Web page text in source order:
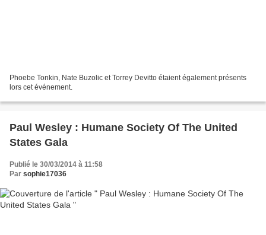
Phoebe Tonkin, Nate Buzolic et Torrey Devitto étaient également présents
lors cet événement.
Paul Wesley : Humane Society Of The United
States Gala
Publié le 30/03/2014 à 11:58
Par sophie17036